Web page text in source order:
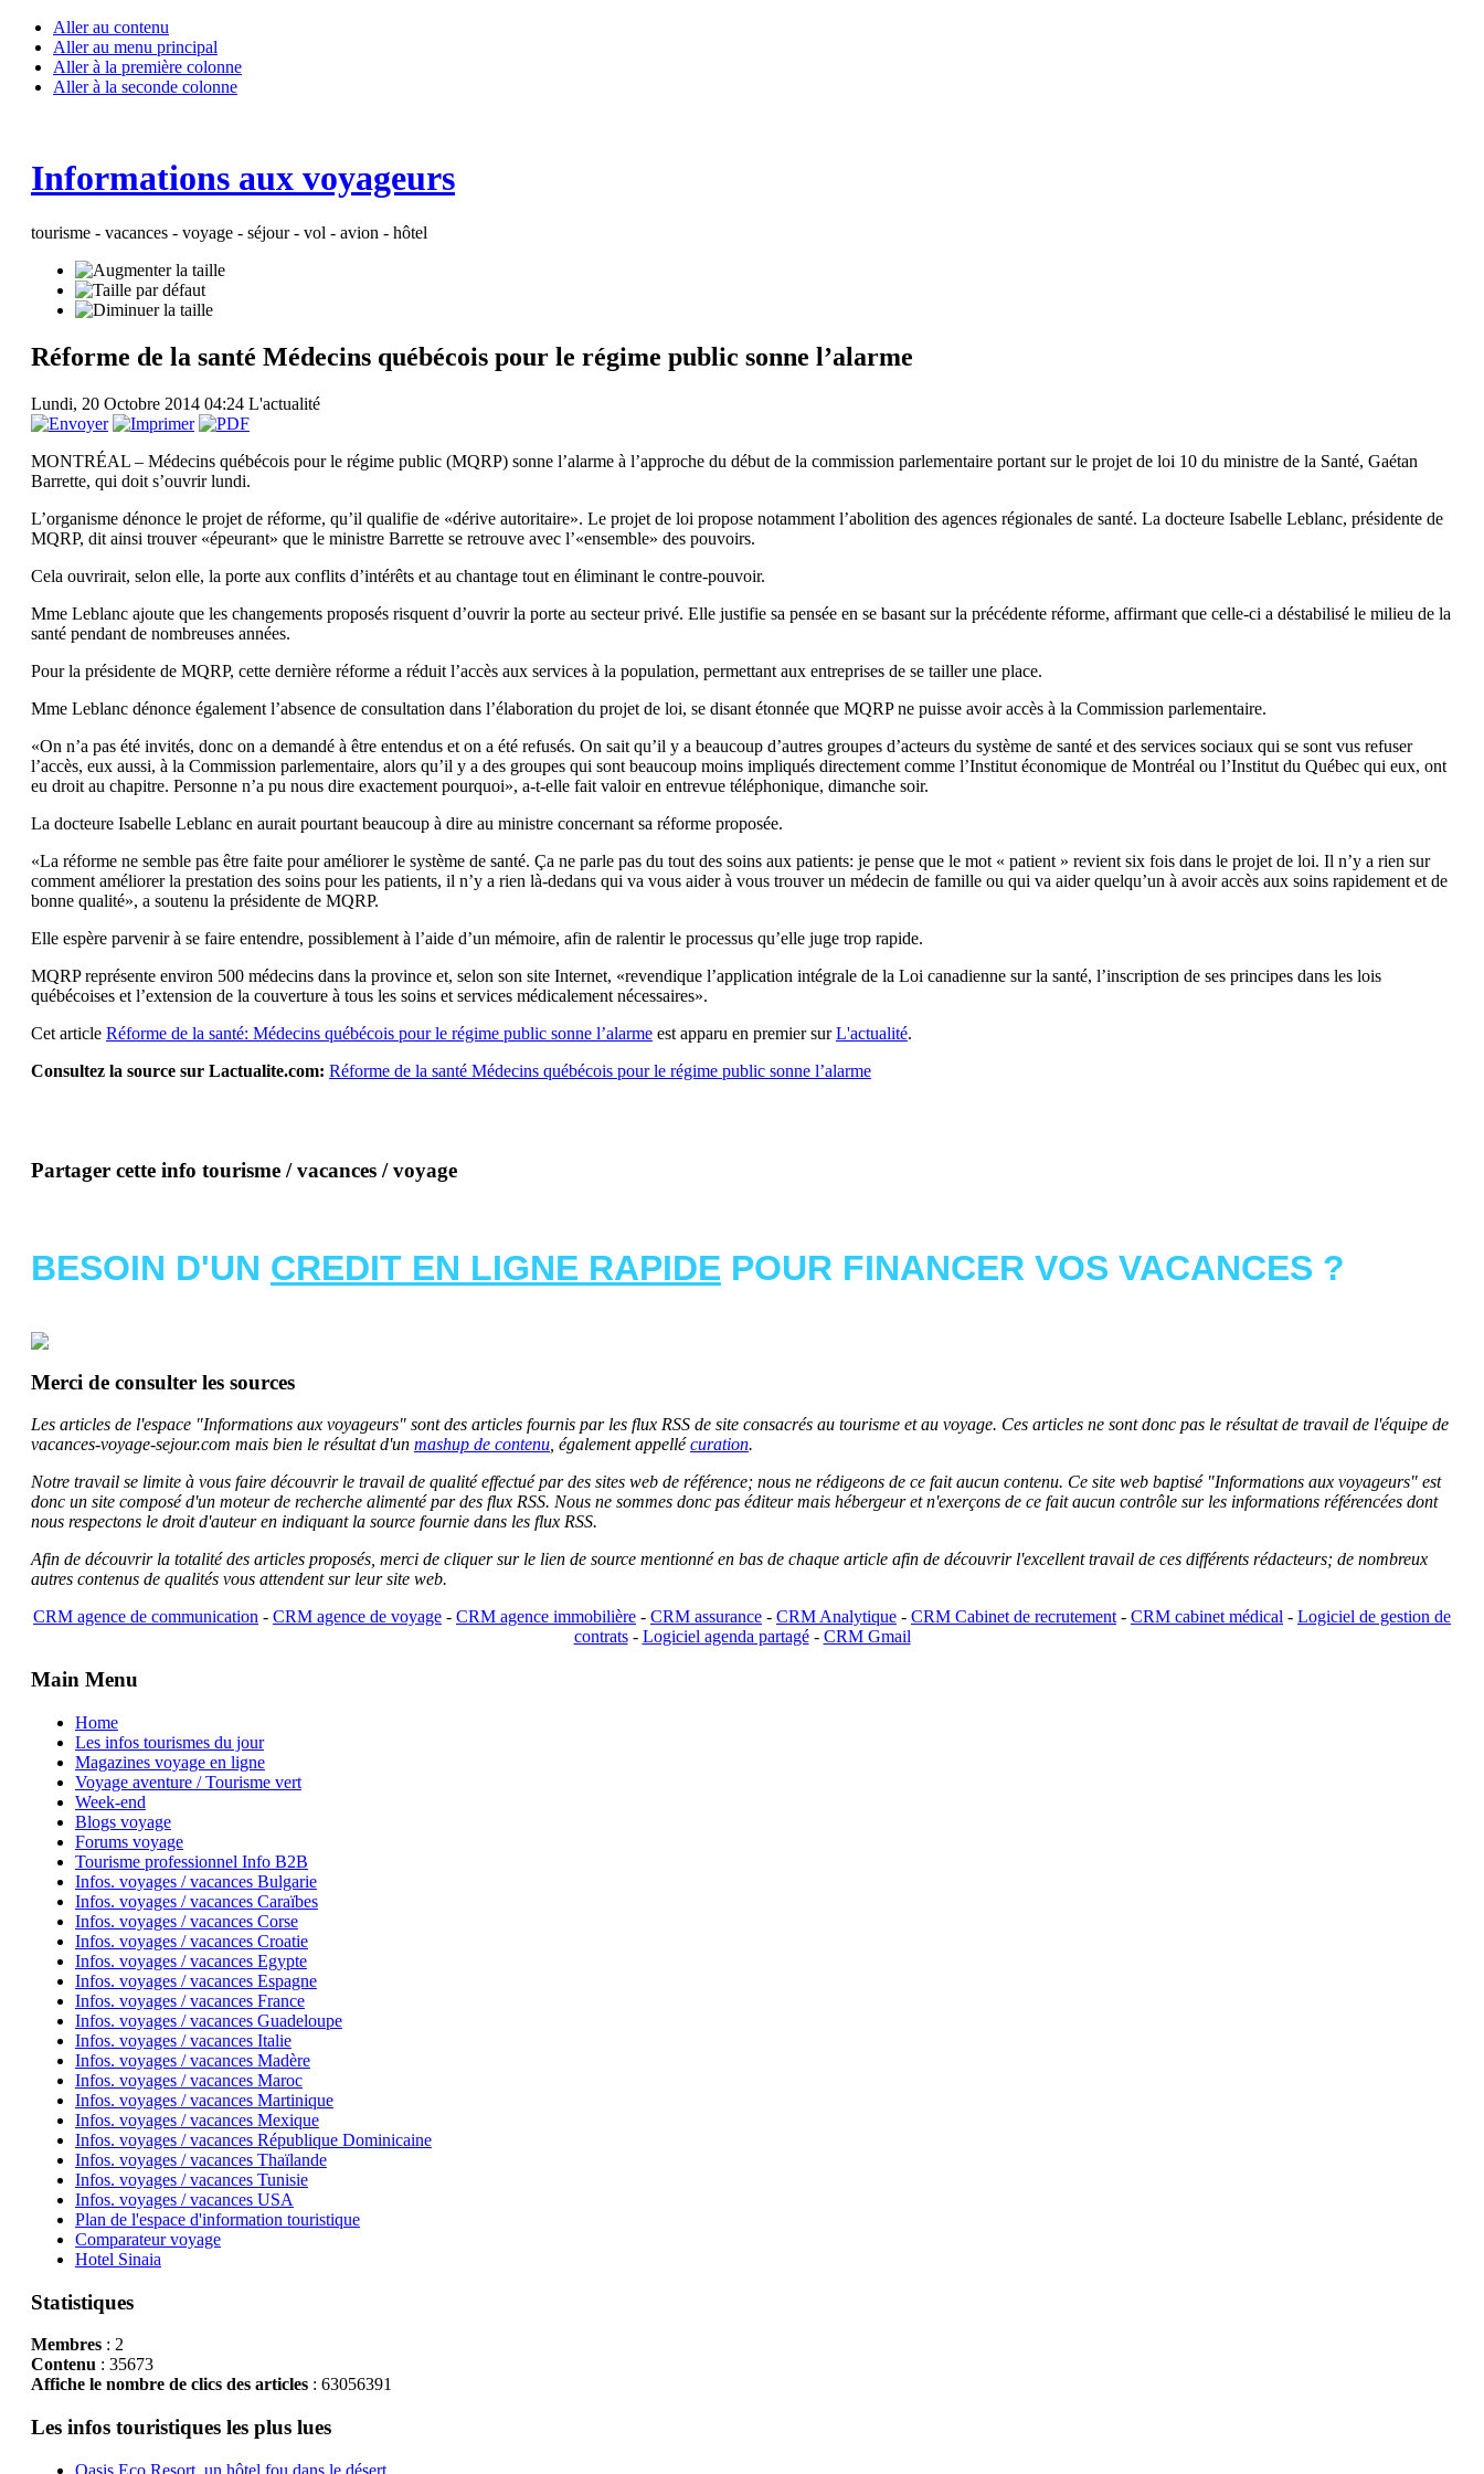
Aller au contenu
Aller au menu principal
Aller à la première colonne
Aller à la seconde colonne
Informations aux voyageurs
tourisme - vacances - voyage - séjour - vol - avion - hôtel
Réforme de la santé Médecins québécois pour le régime public sonne l’alarme
Lundi, 20 Octobre 2014 04:24 L'actualité
MONTRÉAL – Médecins québécois pour le régime public (MQRP) sonne l’alarme à l’approche du début de la commission parlementaire portant sur le projet de loi 10 du ministre de la Santé, Gaétan
Barrette, qui doit s’ouvrir lundi.
L’organisme dénonce le projet de réforme, qu’il qualifie de «dérive autoritaire». Le projet de loi propose notamment l’abolition des agences régionales de santé. La docteure Isabelle Leblanc, présidente de
MQRP, dit ainsi trouver «épeurant» que le ministre Barrette se retrouve avec l’«ensemble» des pouvoirs.
Cela ouvrirait, selon elle, la porte aux conflits d’intérêts et au chantage tout en éliminant le contre-pouvoir.
Mme Leblanc ajoute que les changements proposés risquent d’ouvrir la porte au secteur privé. Elle justifie sa pensée en se basant sur la précédente réforme, affirmant que celle-ci a déstabilisé le milieu de la
santé pendant de nombreuses années.
Pour la présidente de MQRP, cette dernière réforme a réduit l’accès aux services à la population, permettant aux entreprises de se tailler une place.
Mme Leblanc dénonce également l’absence de consultation dans l’élaboration du projet de loi, se disant étonnée que MQRP ne puisse avoir accès à la Commission parlementaire.
«On n’a pas été invités, donc on a demandé à être entendus et on a été refusés. On sait qu’il y a beaucoup d’autres groupes d’acteurs du système de santé et des services sociaux qui se sont vus refuser
l’accès, eux aussi, à la Commission parlementaire, alors qu’il y a des groupes qui sont beaucoup moins impliqués directement comme l’Institut économique de Montréal ou l’Institut du Québec qui eux, ont
eu droit au chapitre. Personne n’a pu nous dire exactement pourquoi», a-t-elle fait valoir en entrevue téléphonique, dimanche soir.
La docteure Isabelle Leblanc en aurait pourtant beaucoup à dire au ministre concernant sa réforme proposée.
«La réforme ne semble pas être faite pour améliorer le système de santé. Ça ne parle pas du tout des soins aux patients: je pense que le mot « patient » revient six fois dans le projet de loi. Il n’y a rien sur
comment améliorer la prestation des soins pour les patients, il n’y a rien là-dedans qui va vous aider à vous trouver un médecin de famille ou qui va aider quelqu’un à avoir accès aux soins rapidement et de
bonne qualité», a soutenu la présidente de MQRP.
Elle espère parvenir à se faire entendre, possiblement à l’aide d’un mémoire, afin de ralentir le processus qu’elle juge trop rapide.
MQRP représente environ 500 médecins dans la province et, selon son site Internet, «revendique l’application intégrale de la Loi canadienne sur la santé, l’inscription de ses principes dans les lois
québécoises et l’extension de la couverture à tous les soins et services médicalement nécessaires».
Cet article Réforme de la santé: Médecins québécois pour le régime public sonne l’alarmeest apparu en premier surL'actualité.
Consultez la source sur Lactualite.com: Réforme de la santé Médecins québécois pour le régime public sonne l’alarme
Partager cette info tourisme / vacances / voyage
BESOIN D'UN CREDIT EN LIGNE RAPIDE POUR FINANCER VOS VACANCES ?
Merci de consulter les sources
Les articles de l'espace "Informations aux voyageurs" sont des articles fournis par les flux RSS de site consacrés au tourisme et au voyage. Ces articles ne sont donc pas le résultat de travail de l'équipe de
vacances-voyage-sejour.com mais bien le résultat d'un mashup de contenu, également appellécuration.
Notre travail se limite à vous faire découvrir le travail de qualité effectué par des sites web de référence; nous ne rédigeons de ce fait aucun contenu. Ce site web baptisé "Informations aux voyageurs" est
donc un site composé d'un moteur de recherche alimenté par des flux RSS. Nous ne sommes donc pas éditeur mais hébergeur et n'exerçons de ce fait aucun contrôle sur les informations référencées dont
nous respectons le droit d'auteur en indiquant la source fournie dans les flux RSS.
Afin de découvrir la totalité des articles proposés, merci de cliquer sur le lien de source mentionné en bas de chaque article afin de découvrir l'excellent travail de ces différents rédacteurs; de nombreux
autres contenus de qualités vous attendent sur leur site web.
CRM agence de communication - CRM agence de voyage - CRM agence immobilière - CRM assurance - CRM Analytique - CRM Cabinet de recrutement- CRM cabinet médical - Logiciel de gestion de
contrats- Logiciel agenda partagé- CRM Gmail
Main Menu
Home
Les infos tourismes du jour
Magazines voyage en ligne
Voyage aventure / Tourisme vert
Week-end
Blogs voyage
Forums voyage
Tourisme professionnel Info B2B
Infos. voyages / vacances Bulgarie
Infos. voyages / vacances Caraïbes
Infos. voyages / vacances Corse
Infos. voyages / vacances Croatie
Infos. voyages / vacances Egypte
Infos. voyages / vacances Espagne
Infos. voyages / vacances France
Infos. voyages / vacances Guadeloupe
Infos. voyages / vacances Italie
Infos. voyages / vacances Madère
Infos. voyages / vacances Maroc
Infos. voyages / vacances Martinique
Infos. voyages / vacances Mexique
Infos. voyages / vacances République Dominicaine
Infos. voyages / vacances Thaïlande
Infos. voyages / vacances Tunisie
Infos. voyages / vacances USA
Plan de l'espace d'information touristique
Comparateur voyage
Hotel Sinaia
Statistiques
Membres: 2
Contenu : 35673
Affiche le nombre de clics des articles: 63056391
Les infos touristiques les plus lues
Oasis Eco Resort un hôtel fou dans le désert